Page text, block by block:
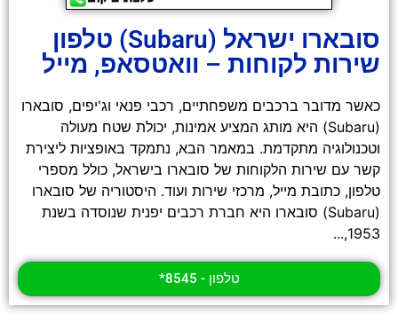
סובארו ישראל (Subaru) טלפון
שירות לקוחות – וואטסאפ, מייל
כאשר מדובר ברכבים משפחתיים, רכבי פנאי וג'יפים, סובארו
(Subaru) היא מותג המציע אמינות, יכולת שטח מעולה
וטכנולוגיה מתקדמת. במאמר הבא, נתמקד באופציות ליצירת
קשר עם שירות הלקוחות של סובארו בישראל, כולל מספרי
טלפון, כתובת מייל, מרכזי שירות ועוד. היסטוריה של סובארו
(Subaru) סובארו היא חברת רכבים יפנית שנוסדה בשנת
1953,...
טלפון - 8545*